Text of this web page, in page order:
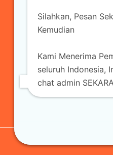
Home
Travel
Kirim Paket
© 2026 Eco Premiere
Silahkan, Pesan
Kemudian
Kami Menerima
seluruh Indonesia,
chat admin